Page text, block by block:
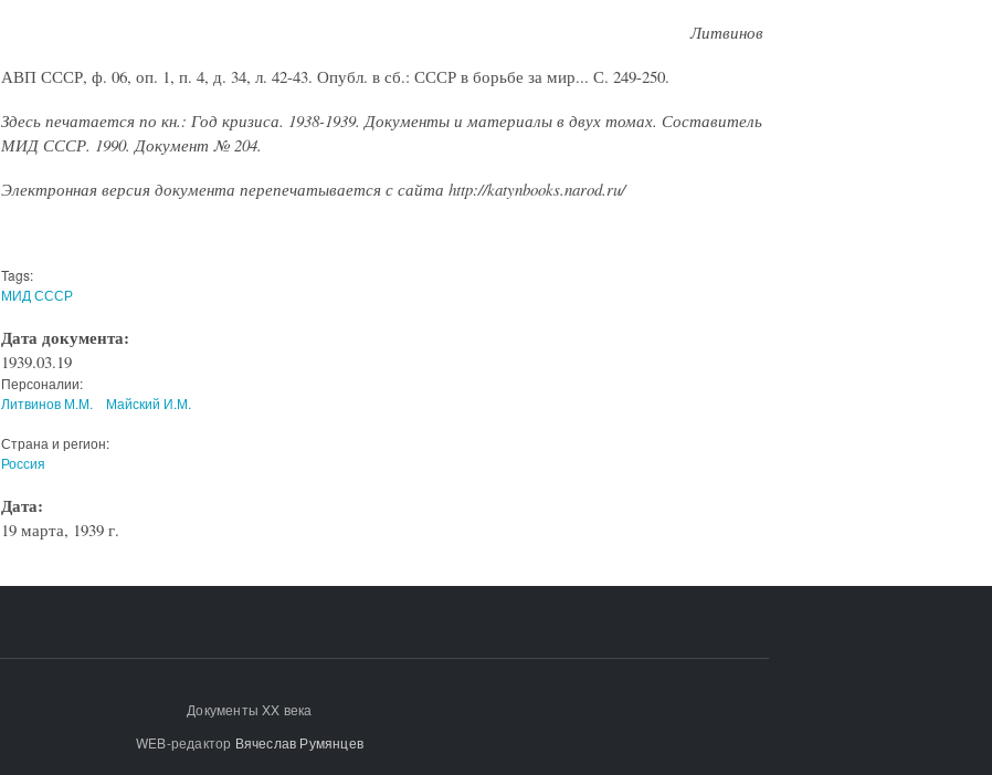
Литвинов
АВП СССР, ф. 06, оп. 1, п. 4, д. 34, л. 42-43. Опубл. в сб.: СССР в борьбе за мир... С. 249-250.
Здесь печатается по кн.: Год кризиса. 1938-1939. Документы и материалы в двух томах. Составитель
МИД СССР. 1990. Документ № 204.
Электронная версия документа перепечатывается с сайта http://katynbooks.narod.ru/
Tags:
МИД СССР
Дата документа:
1939.03.19
Персоналии:
Литвинов М.М.
Майский И.М.
Страна и регион:
Россия
Дата:
19 марта, 1939 г.
Документы XX века
WEB-редактор Вячеслав Румянцев